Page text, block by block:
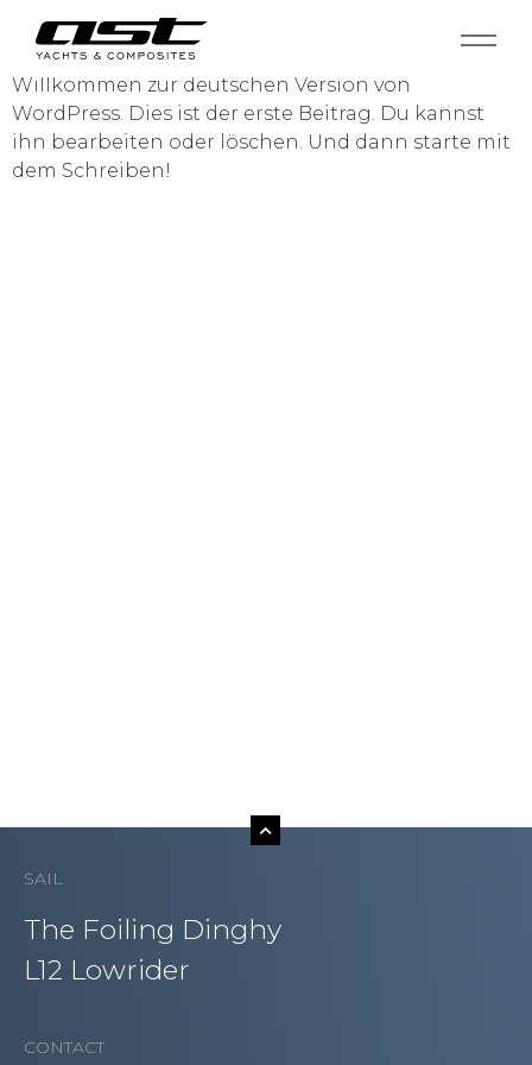
Willkommen zur deutschen Version von
WordPress. Dies ist der erste Beitrag. Du kannst
ihn bearbeiten oder löschen. Und dann starte mit
dem Schreiben!
SAIL
The Foiling Dinghy
L12 Lowrider
CONTACT